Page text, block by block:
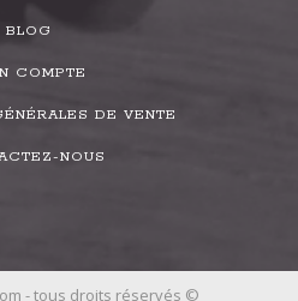
BLOG
COMPTE
DE VENTE
NOUS
- tous droits réservés ©